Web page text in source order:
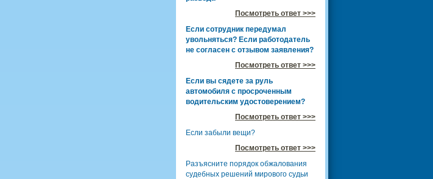
Посмотреть ответ >>>
Если сотрудник передумал
увольняться? Если работодатель
не согласен с отзывом заявления?
Посмотреть ответ >>>
Если вы сядете за руль
автомобиля с просроченным
водительским удостоверением?
Посмотреть ответ >>>
Если забыли вещи?
Посмотреть ответ >>>
Разъясните порядок обжалования
судебных решений мирового судьи